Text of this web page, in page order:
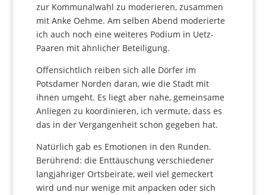
zur Kommunalwahl zu moderieren, zusammen
mit Anke Oehme. Am selben Abend moderierte
ich auch noch eine weiteres Podium in Uetz-
Paaren mit ähnlicher Beteiligung.
Offensichtlich reiben sich alle Dörfer im
Potsdamer Norden daran, wie die Stadt mit
ihnen umgeht. Es liegt aber nahe, gemeinsame
Anliegen zu koordinieren, ich vermute, dass es
das in der Vergangenheit schon gegeben hat.
Natürlich gab es Emotionen in den Runden.
Berührend: die Enttäuschung verschiedener
langjähriger Ortsbeiräte, weil viel gemeckert
wird und nur wenige mit anpacken oder sich